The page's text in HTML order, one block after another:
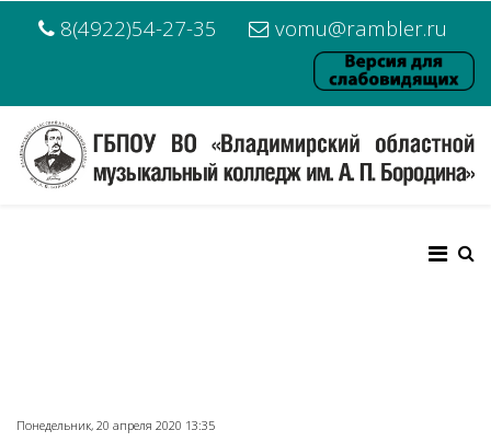
8(4922)54-27-35 vomu@rambler.ru
Понедельник, 20 апреля 2020 13:35